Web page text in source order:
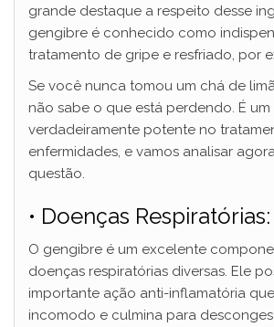
grande destaque a respeito desse
gengibre é conhecido como
tratamento de gripe e resfriado, por
Se você nunca tomou um chá de
não sabe o que está perdendo. É
verdadeiramente potente no
enfermidades, e vamos analisar
questão.
• Doenças Respiratórias:
O gengibre é um excelente
doenças respiratórias diversas. Ele
importante ação anti-inflamatória
incomodo e culmina para